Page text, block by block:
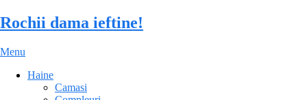
Rochii dama ieftine!
Menu
Haine
Camasi